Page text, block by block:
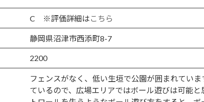
C ※評価詳細は こちら
静岡県沼津市西添町8-7
2200
フェンスがなく、低い生垣で公園が囲まれていま
ているので、広場エリアではボール遊びは可能と